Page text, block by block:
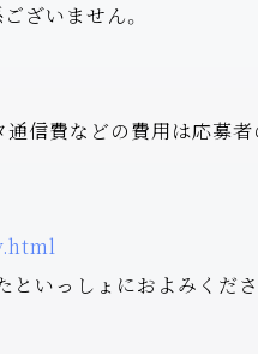
ざいません。
信費などの費用は応募者
いっしょにおよみくださ